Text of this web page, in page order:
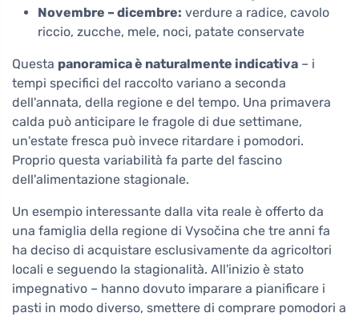
Novembre – dicembre: verdure a radice, cavolo
riccio, zucche, mele, noci, patate conservate
Questa panoramica è naturalmente indicativa – i
tempi specifici del raccolto variano a seconda
dell'annata, della regione e del tempo. Una primavera
calda può anticipare le fragole di due settimane,
un'estate fresca può invece ritardare i pomodori.
Proprio questa variabilità fa parte del fascino
dell'alimentazione stagionale.
Un esempio interessante dalla vita reale è offerto da
una famiglia della regione di Vysočina che tre anni fa
ha deciso di acquistare esclusivamente da agricoltori
locali e seguendo la stagionalità. All'inizio è stato
impegnativo – hanno dovuto imparare a pianificare i
pasti in modo diverso, smettere di comprare pomodori a